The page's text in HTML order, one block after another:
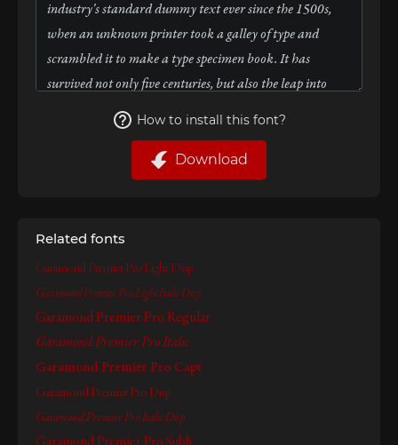
How to install this font?
Download
Related fonts
Garamond Premier Pro Light Disp
Garamond Premier Pro Light Italic Disp
Garamond Premier Pro Regular
Garamond Premier Pro Italic
Garamond Premier Pro Capt
Garamond Premier Pro Disp
Garamond Premier Pro Italic Disp